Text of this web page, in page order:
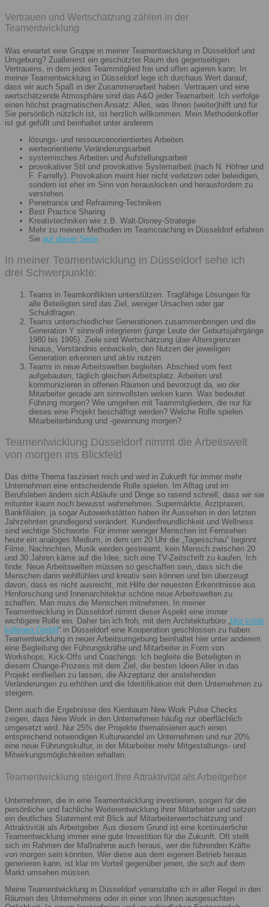
Vertrauen und Wertschätzung zählen in der
Teamentwicklung
Was erwartet eine Gruppe in meiner Teamentwicklung in Düsseldorf und
Umgebung? Zuallererst ein geschützter Raum des gegenseitigen
Vertrauens, in dem jedes Teammitglied frei und offen agieren kann. In
meiner Teamentwicklung in Düsseldorf lege ich durchaus Wert darauf,
dass wir auch Spaß in der Zusammenarbeit haben. Vertrauen und eine
wertschätzende Atmosphäre sind das A&O jeder Teamarbeit. Ich verfolge
einen höchst pragmatischen Ansatz: Alles, was Ihnen (weiter)hilft und für
Sie persönlich nützlich ist, ist herzlich willkommen. Mein Methodenkoffer
ist gut gefüllt und beinhaltet unter anderem
lösungs- und ressourcenorientiertes Arbeiten
werteorientierte Veränderungsarbeit
systemisches Arbeiten und Aufstellungsarbeit
provokativer Stil und provokative Systemarbeit (nach N. Höfner und
F. Farrelly). Provokation meint hier nicht verletzen oder beleidigen,
sondern ist eher im Sinn von herauslocken und herausfordern zu
verstehen
Penetrance und Refraiming-Techniken
Best Practice Sharing
Kreativtechniken wie z.B. Walt-Disney-Strategie
Mehr zu meinen Methoden im Teamcoaching in Düsseldorf erfahren
Sie auf dieser Seite.
In meiner Teamentwicklung in Düsseldorf sehe ich
drei Schwerpunkte:
Teams in Teamkonflikten unterstützen. Tragfähige Lösungen für
alle Beteiligten sind das Ziel, weniger Ursachen oder gar
Schuldfragen.
Teams unterschiedlicher Generationen zusammenbringen und die
Generation Y sinnvoll integrieren (junge Leute der Geburtsjahrgänge
1980 bis 1995). Ziele sind Wertschätzung über Altersgrenzen
hinaus, Verständnis entwickeln, den Nutzen der jeweiligen
Generation erkennen und aktiv nutzen
Teams in neue Arbeitswelten begleiten. Abschied vom fest
aufgebauten, täglich gleichen Arbeitsplatz. Arbeiten und
kommunizieren in offenen Räumen und bevorzugt da, wo der
Mitarbeiter gerade am sinnvollsten wirken kann. Was bedeutet
Führung morgen? Wie umgehen mit Teammitgliedern, die nur für
dieses eine Projekt beschäftigt werden? Welche Rolle spielen
Mitarbeiterbindung und -gewinnung morgen?
Teamentwicklung Düsseldorf nimmt die Arbeitswelt
von morgen ins Blickfeld
Das dritte Thema fasziniert mich und wird in Zukunft für immer mehr
Unternehmen eine entscheidende Rolle spielen. Im Alltag und im
Berufsleben ändern sich Abläufe und Dinge so rasend schnell, dass wir sie
mitunter kaum noch bewusst wahrnehmen. Supermärkte, Arztpraxen,
Bankfilialen, ja sogar Autowerkstätten haben ihr Aussehen in den letzten
Jahrzehnten grundlegend verändert. Kundenfreundlichkeit und Wellness
sind wichtige Stichworte. Für immer weniger Menschen ist Fernsehen
heute ein analoges Medium, in dem um 20 Uhr die „Tagesschau“ beginnt.
Filme, Nachrichten, Musik werden gestreamt, kein Mensch zwischen 20
und 30 Jahren käme auf die Idee, sich eine TV-Zeitschrift zu kaufen. Ich
finde: Neue Arbeitswelten müssen so geschaffen sein, dass sich die
Menschen darin wohlfühlen und kreativ sein können und bin überzeugt
davon, dass es nicht ausreicht, mit Hilfe der neuesten Erkenntnisse aus
Hirnforschung und Innenarchitektur schöne neue Arbeitswelten zu
schaffen. Man muss die Menschen mitnehmen. In meiner
Teamentwicklung in Düsseldorf nimmt dieser Aspekt eine immer
wichtigere Rolle ein. Daher bin ich froh, mit dem Architekturbüro „bkp kolde
kollegen GmbH“ in Düsseldorf eine Kooperation geschlossen zu haben.
Teamentwicklung in neuer Arbeitsumgebung beinhaltet hier unter anderem
eine Begleitung der Führungskräfte und Mitarbeiter in Form von
Workshops, Kick-Offs und Coachings. Ich begleite die Beteiligten in
diesem Change-Prozess mit dem Ziel, die besten Ideen Aller in das
Projekt einfließen zu lassen, die Akzeptanz der anstehenden
Veränderungen zu erhöhen und die Identifikation mit dem Unternehmen zu
steigern.
Denn auch die Ergebnisse des Kienbaum New Work Pulse Checks
zeigen, dass New Work in den Unternehmen häufig nur oberflächlich
umgesetzt wird. Nur 25% der Projekte thematisieren auch einen
entsprechend notwendigen Kulturwandel im Unternehmen und nur 20%
eine neue Führungskultur, in der Mitarbeiter mehr Mitgestaltungs- und
Mitwirkungsmöglichkeiten erhalten.
Teamentwicklung steigert Ihre Attraktivität als Arbeitgeber
Unternehmen, die in eine Teamentwicklung investieren, sorgen für die
persönliche und fachliche Weiterentwicklung ihrer Mitarbeiter und setzen
ein deutliches Statement mit Blick auf Mitarbeiterwertschätzung und
Attraktivität als Arbeitgeber. Aus diesem Grund ist eine kontinuierliche
Teamentwicklung immer eine gute Investition für die Zukunft. Oft stellt
sich im Rahmen der Maßnahme auch heraus, wer die führenden Kräfte
von morgen sein könnten. Wer diese aus dem eigenen Betrieb heraus
generieren kann, ist klar im Vorteil gegenüber jenen, die sich auf dem
Markt umsehen müssen.
Meine Teamentwicklung in Düsseldorf veranstalte ich in aller Regel in den
Räumen des Unternehmens oder in einer von Ihnen ausgesuchten